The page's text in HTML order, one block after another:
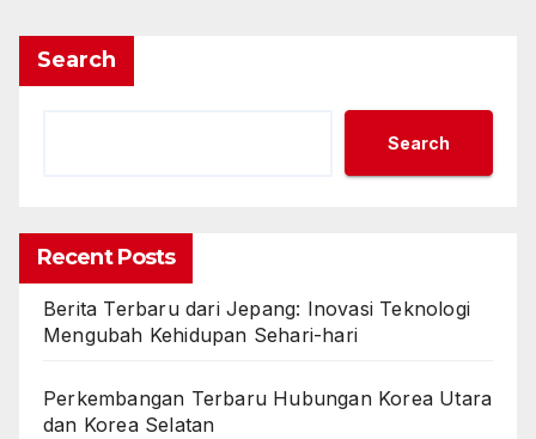
Search
Search
Recent Posts
Berita Terbaru dari Jepang: Inovasi Teknologi
Mengubah Kehidupan Sehari-hari
Perkembangan Terbaru Hubungan Korea Utara
dan Korea Selatan